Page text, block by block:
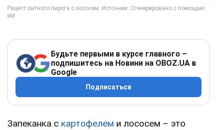
Будьте первыми в курсе главного –
подпишитесь на Новини на OBOZ.UA в
Google
Подписаться
Запеканка с картофелем и лососем – это